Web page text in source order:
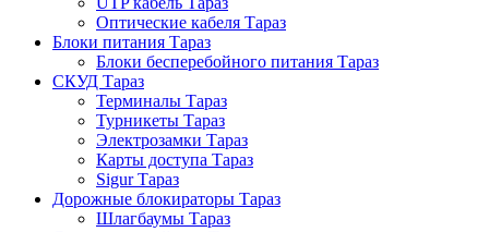
Оптические кабеля Тараз
Блоки питания Тараз
Блоки бесперебойного питания Тараз
СКУД Тараз
Терминалы Тараз
Турникеты Тараз
Электрозамки Тараз
Карты доступа Тараз
Sigur Тараз
Дорожные блокираторы Тараз
Шлагбаумы Тараз